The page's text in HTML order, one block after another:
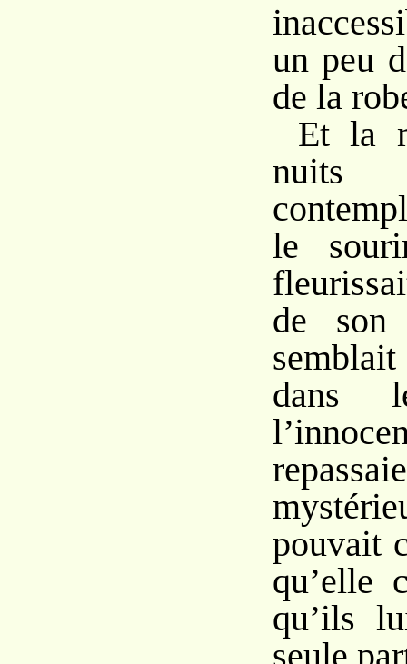
un peu
de la
Et la
nuits
le
de
dans
pouvait
qu’elle
qu’ils
seule